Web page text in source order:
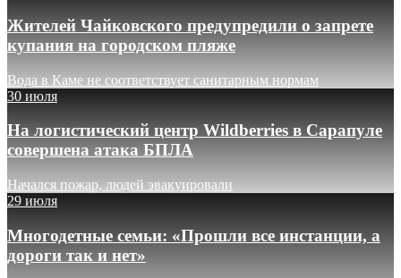
Жителей Чайковского предупредили о запрете
купания на городском пляже
Вода в Каме не соответствует санитарным нормам
30 июля
На логистический центр Wildberries в Сарапуле
совершена атака БПЛА
Начался пожар, людей эвакуировали
29 июля
Многодетные семьи: «Прошли все инстанции, а
дороги так и нет»